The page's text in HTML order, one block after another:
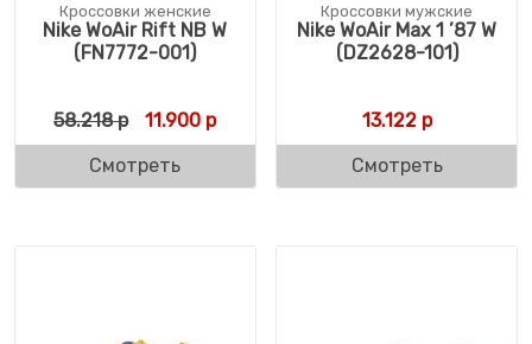
Кроссовки женские
Nike WoAir Rift NB W
(FN7772-001)
58.218р Первоначальная цена составляла 58.218
11.900 рТекущая цена: 11.900 р.
Смотреть
Кроссовки мужские
Nike WoAir Max 1 ’87 W
(DZ2628-101)
13.122р
Смотреть